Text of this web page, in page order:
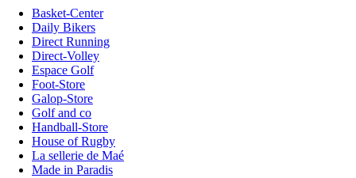
Basket-Center
Daily Bikers
Direct Running
Direct-Volley
Espace Golf
Foot-Store
Galop-Store
Golf and co
Handball-Store
House of Rugby
La sellerie de Maé
Made in Paradis